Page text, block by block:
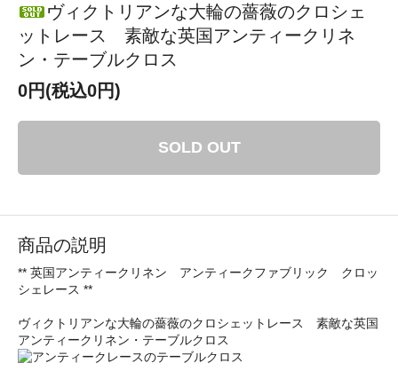
ヴィクトリアンな大輪の薔薇のクロシェ
ットレース 素敵な英国アンティークリネ
ン・テーブルクロス
0円(税込0円)
SOLD OUT
商品の説明
** 英国アンティークリネン アンティークファブリック クロッ
シェレース **
ヴィクトリアンな大輪の薔薇のクロシェットレース 素敵な英国
アンティークリネン・テーブルクロス